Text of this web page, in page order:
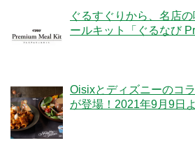
ぐるすぐりから、名店
ールキット「ぐるなび
Oisixとディズニーのコ
が登場！2021年9月9日